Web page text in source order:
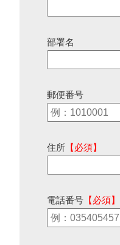
部署名
郵便番号
住所 【必須】
電話番号 【必須】